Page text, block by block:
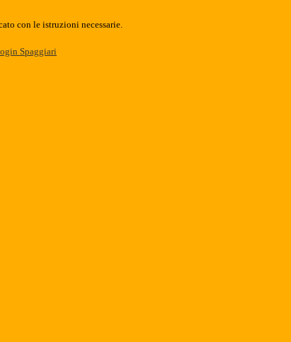
con le istruzioni necessarie.
Spaggiari